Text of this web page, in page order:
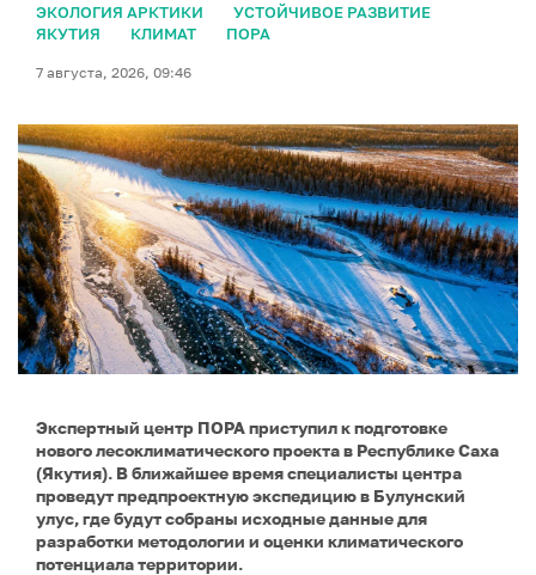
ЭКОЛОГИЯ АРКТИКИ
УСТОЙЧИВОЕ РАЗВИТИЕ
ЯКУТИЯ
КЛИМАТ ПОРА
7 августа, 2026, 09:46
Экспертный центр ПОРА приступил к подготовке
нового лесоклиматического проекта в Республике Саха
(Якутия). В ближайшее время специалисты центра
проведут предпроектную экспедицию в Булунский
улус, где будут собраны исходные данные для
разработки методологии и оценки климатического
потенциала территории.